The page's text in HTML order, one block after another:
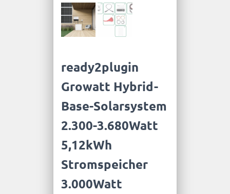
ready2plugin
Growatt Hybrid-
Base-Solarsystem
2.300-3.680Watt
5,12kWh
Stromspeicher
3.000Watt